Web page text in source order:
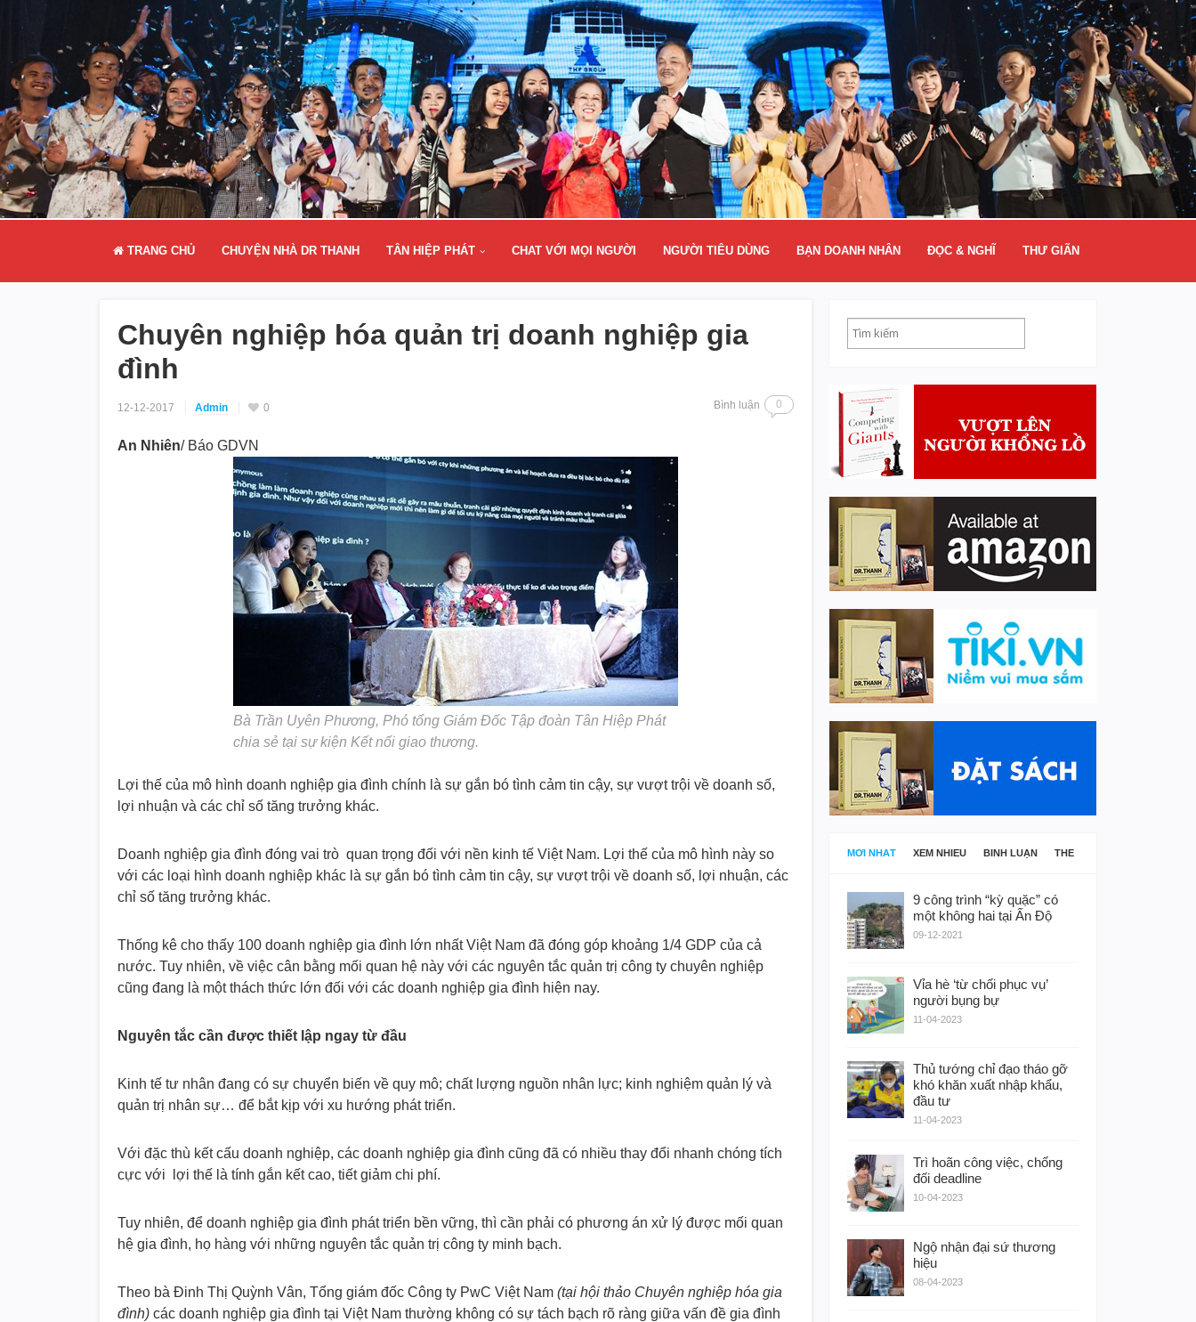
TRANG CHỦ CHUYỆN NHÀ DR THANH TÂN HIỆP PHÁT CHAT VỚI MỌI NGƯỜI NGƯỜI TIÊU DÙNG BẠN DOANH NHÂN ĐỌC & NGHĨ THƯ GIÃN
Chuyên nghiệp hóa quản trị doanh nghiệp gia
đình
12-12-2017 Admin 0 Bình luận 0
An Nhiên/ Báo GDVN
Bà Trần Uyên Phương, Phó tổng Giám Đốc Tập đoàn Tân Hiệp Phát
chia sẻ tại sự kiện Kết nối giao thương.
Lợi thế của mô hình doanh nghiệp gia đình chính là sự gắn bó tình cảm tin cậy, sự vượt trội về doanh số,
lợi nhuận và các chỉ số tăng trưởng khác.
Doanh nghiệp gia đình đóng vai trò quan trọng đối với nền kinh tế Việt Nam. Lợi thế của mô hình này so
với các loại hình doanh nghiệp khác là sự gắn bó tình cảm tin cậy, sự vượt trội về doanh số, lợi nhuận, các
chỉ số tăng trưởng khác.
Thống kê cho thấy 100 doanh nghiệp gia đình lớn nhất Việt Nam đã đóng góp khoảng 1/4 GDP của cả
nước. Tuy nhiên, về việc cân bằng mối quan hệ này với các nguyên tắc quản trị công ty chuyên nghiệp
cũng đang là một thách thức lớn đối với các doanh nghiệp gia đình hiện nay.
Nguyên tắc cần được thiết lập ngay từ đầu
Kinh tế tư nhân đang có sự chuyển biến về quy mô; chất lượng nguồn nhân lực; kinh nghiệm quản lý và
quản trị nhân sự… để bắt kịp với xu hướng phát triển.
Với đặc thù kết cấu doanh nghiệp, các doanh nghiệp gia đình cũng đã có nhiều thay đổi nhanh chóng tích
cực với lợi thế là tính gắn kết cao, tiết giảm chi phí.
Tuy nhiên, để doanh nghiệp gia đình phát triển bền vững, thì cần phải có phương án xử lý được mối quan
hệ gia đình, họ hàng với những nguyên tắc quản trị công ty minh bạch.
Theo bà Đinh Thị Quỳnh Vân, Tổng giám đốc Công ty PwC Việt Nam (tại hội thảo Chuyên nghiệp hóa gia
đình) các doanh nghiệp gia đình tại Việt Nam thường không có sự tách bạch rõ ràng giữa vấn đề gia đình
MỚI NHẤT XEM NHIỀU BÌNH LUẬN THẺ
9 công trình “kỳ quặc” có
một không hai tại Ấn Độ
09-12-2021
Vỉa hè ‘từ chối phục vụ’
người bụng bự
11-04-2023
Thủ tướng chỉ đạo tháo gỡ
khó khăn xuất nhập khẩu,
đầu tư
11-04-2023
Trì hoãn công việc, chống
đối deadline
10-04-2023
Ngộ nhận đại sứ thương
hiệu
08-04-2023